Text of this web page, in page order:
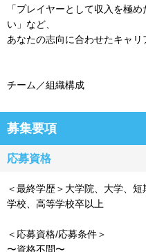
「プレイヤーとして収入を極
い」など、
あなたの志向に合わせたキャリ
チーム／組織構成
募集要項
応募資格
＜最終学歴＞大学院、大学、
学校、高等学校卒以上
＜応募資格/応募条件＞
〜資格不問〜